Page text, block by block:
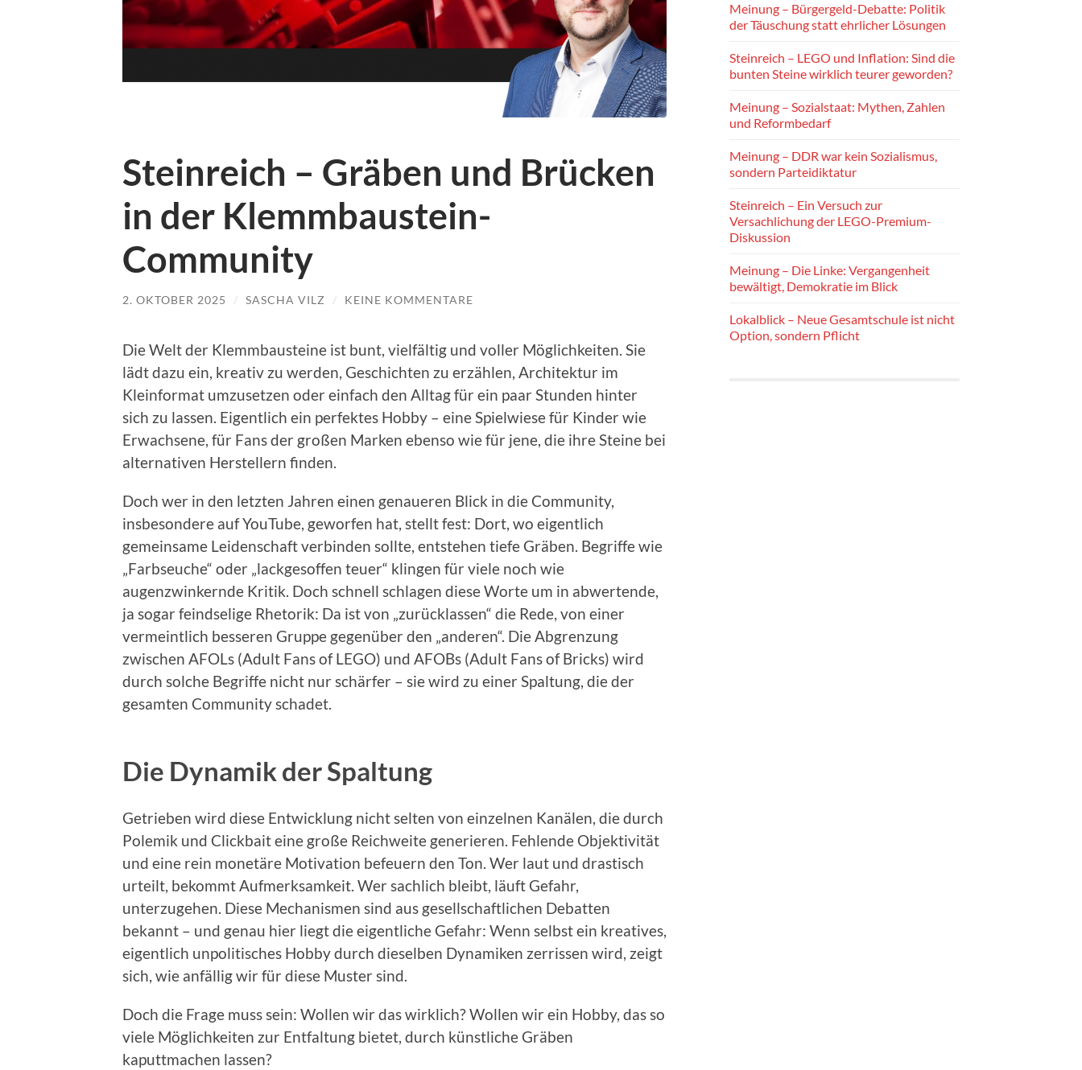
Steinreich – Gräben und Brücken
in der Klemmbaustein-
Community
2. OKTOBER 2025 / SASCHA VILZ / KEINE KOMMENTARE
Die Welt der Klemmbausteine ist bunt, vielfältig und voller Möglichkeiten. Sie
lädt dazu ein, kreativ zu werden, Geschichten zu erzählen, Architektur im
Kleinformat umzusetzen oder einfach den Alltag für ein paar Stunden hinter
sich zu lassen. Eigentlich ein perfektes Hobby – eine Spielwiese für Kinder wie
Erwachsene, für Fans der großen Marken ebenso wie für jene, die ihre Steine bei
alternativen Herstellern finden.
Doch wer in den letzten Jahren einen genaueren Blick in die Community,
insbesondere auf YouTube, geworfen hat, stellt fest: Dort, wo eigentlich
gemeinsame Leidenschaft verbinden sollte, entstehen tiefe Gräben. Begriffe wie
„Farbseuche“ oder „lackgesoffen teuer“ klingen für viele noch wie
augenzwinkernde Kritik. Doch schnell schlagen diese Worte um in abwertende,
ja sogar feindselige Rhetorik: Da ist von „zurücklassen“ die Rede, von einer
vermeintlich besseren Gruppe gegenüber den „anderen“. Die Abgrenzung
zwischen AFOLs (Adult Fans of LEGO) und AFOBs (Adult Fans of Bricks) wird
durch solche Begriffe nicht nur schärfer – sie wird zu einer Spaltung, die der
gesamten Community schadet.
Die Dynamik der Spaltung
Getrieben wird diese Entwicklung nicht selten von einzelnen Kanälen, die durch
Polemik und Clickbait eine große Reichweite generieren. Fehlende Objektivität
und eine rein monetäre Motivation befeuern den Ton. Wer laut und drastisch
urteilt, bekommt Aufmerksamkeit. Wer sachlich bleibt, läuft Gefahr,
unterzugehen. Diese Mechanismen sind aus gesellschaftlichen Debatten
bekannt – und genau hier liegt die eigentliche Gefahr: Wenn selbst ein kreatives,
eigentlich unpolitisches Hobby durch dieselben Dynamiken zerrissen wird, zeigt
sich, wie anfällig wir für diese Muster sind.
Doch die Frage muss sein: Wollen wir das wirklich? Wollen wir ein Hobby, das so
viele Möglichkeiten zur Entfaltung bietet, durch künstliche Gräben
kaputtmachen lassen?
Meinung – Bürgergeld-Debatte: Politik
der Täuschung statt ehrlicher Lösungen
Steinreich – LEGO und Inflation: Sind die
bunten Steine wirklich teurer geworden?
Meinung – Sozialstaat: Mythen, Zahlen
und Reformbedarf
Meinung – DDR war kein Sozialismus,
sondern Parteidiktatur
Steinreich – Ein Versuch zur
Versachlichung der LEGO-Premium-
Diskussion
Meinung – Die Linke: Vergangenheit
bewältigt, Demokratie im Blick
Lokalblick – Neue Gesamtschule ist nicht
Option, sondern Pflicht